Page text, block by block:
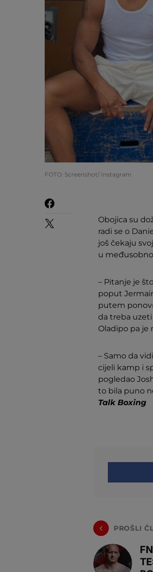
FOTO: Screenshot/ Instagram
Obojica su
radi se o
još čekaju
u
– Pitanje je
poput
putem
da treba uzeti
Oladipo pa je
– Samo da
cijeli kamp i
pogledao
to bila puno
Talk Boxing
PROŠLI